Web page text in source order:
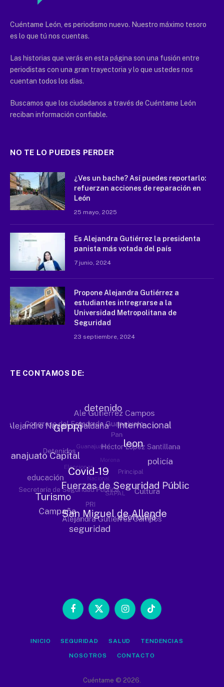
Cuéntame León, es periodismo nuevo. Nuestro máximo tesoro
es lo que tú nos cuentas.
Las historias que verás en esta página son una fusión entre
periodistas con una gran trayectoria y lo que ustedes nos
cuentan todos los días.
Buscamos que los ciudadanos a través de Cuéntame León
reciban información confiable.
NO TE LO PUEDES PERDER
¿Ves un bache? Así puedes reportarlo:
refuerzan acciones de reparación en
León
25 mayo, 2025
Es Alejandra Gutiérrez la presidenta
panista más votada del país
7 junio, 2024
Propone Alejandra Gutiérrez a
estudiantes intregrarse a la
Universidad Metropolitana de
Seguridad
23 septiembre, 2024
TE CONTAMOS DE:
Facebook
X
InstagramTikTok
INICIO SEGURIDAD SALUD TENDENCIAS
NOSOTROS CONTACTO
Cuéntame © 2026.